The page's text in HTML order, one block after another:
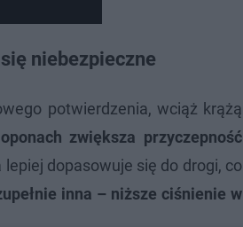
niebezpieczne
potwierdzenia, wciąż krążą
zwiększa przyczepność
dopasowuje się do drogi, co
inna – niższe ciśnienie w